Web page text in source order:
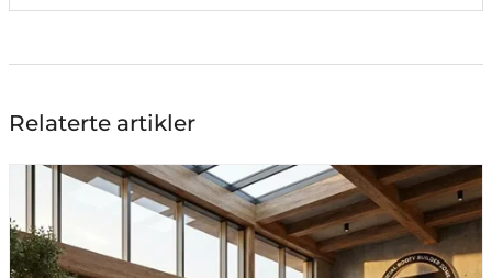
Relaterte artikler